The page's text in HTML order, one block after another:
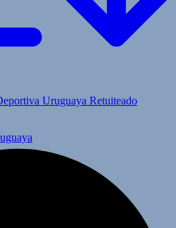
Uruguaya Retuiteado